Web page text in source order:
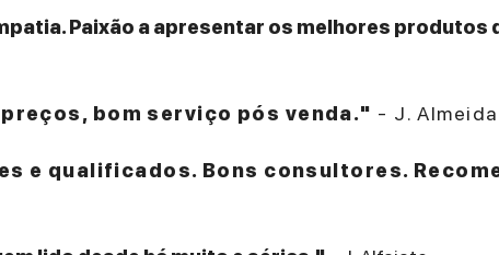
Paixão a apresentar os melhores produtos
bom serviço pós venda." - J. Almeida
e qualificados. Bons consultores.